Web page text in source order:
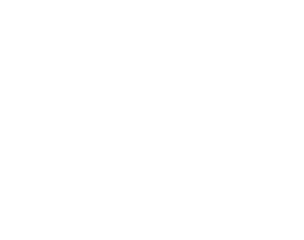
esgotado em Lisboa muda para sala maior —